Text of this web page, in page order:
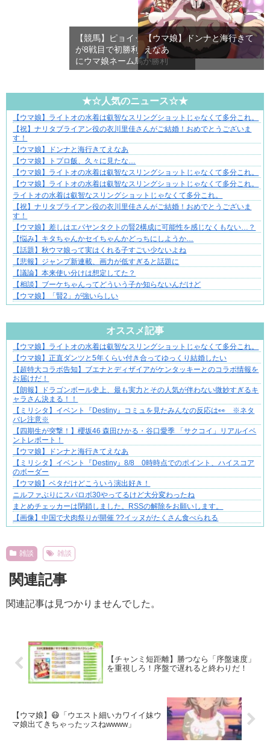
【競馬】ピョイットハレルヤ
が8戦目で初勝利！久しぶり
にウマ娘ネーム馬が勝利
【ウマ娘】ドンナと海行きて
えなあ
★☆人気のニュース☆★
“変われない私”が動き出す瞬間に出会う
【ウマ娘】ライトオの水着は叡智なスリングショットじゃなくて多分これ。
【祝】ナリタブライアン役の衣川里佳さんがご結婚！おめでとうございま
す！
【ウマ娘】ドンナと海行きてえなあ
【ウマ娘】トプロ飯、久々に見たな…
【ウマ娘】ライトオの水着は叡智なスリングショットじゃなくて多分これ。
【ウマ娘】ライトオの水着は叡智なスリングショットじゃなくて多分これ。
ライトオの水着は叡智なスリングショットじゃなくて多分これ。
【祝】ナリタブライアン役の衣川里佳さんがご結婚！おめでとうございま
す！
【ウマ娘】差しはエバヤンタクトの賢2構成に可能性を感じなくもない…？
【悩み】キタちゃんかセイちゃんかどっちにしようか…
【話題】秋ウマ娘って実はくれる子すごい少ないよね
【悲報】ジャンプ新連載、画力が低すぎると話題に
【議論】本来使い分けは想定してた？
【相談】ブーケちゃんってどういう子か知らないんだけど
【ウマ娘】「賢2」が強いらしい
オススメ記事
ゾッとして、ほろりとする奇妙な物語。
【ウマ娘】ライトオの水着は叡智なスリングショットじゃなくて多分これ。
【ウマ娘】正直ダンツと5年くらい付き合ってゆっくり結婚したい
【超特大コラボ告知】ブエナとディザイアがケンタッキーとのコラボ情報を
お届けだ！
【朗報】ドラゴンボール史上、最も実力とその人気が伴わない微妙すぎるキ
ャラさん決まる！！
【ミリシタ】イベント『Destiny』コミュを見たみんなの反応は👀 ※ネタ
バレ注意※
【四期生が突撃！】櫻坂46 森田ひかる・谷口愛季 「サクコイ」リアルイベ
ントレポート！
【ウマ娘】ドンナと海行きてえなあ
【ミリシタ】イベント『Destiny』8/8 0時時点でのポイント、ハイスコア
のボーダー
【ウマ娘】ベタだけどこういう演出好き！
ニルファぶりにスパロボ30やってるけど大分変わったね
まとめチェッカーは閉鎖しました。RSSの解除をお願いします。
【画像】中国で犬肉祭りが開催 ??イッヌがたくさん食べられる
雑談 雑談
関連記事
関連記事は見つかりませんでした。
【チャンミ短距離】勝つなら「序盤速度」
を重視しろ！序盤で遅れると終わりだ！
【ウマ娘】😷「ウエスト細いカワイイ妹ウ
マ娘出てきちゃったッスねwwww」